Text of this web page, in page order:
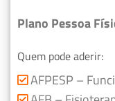
Plano Pessoa
Quem pode aderir:
AFPESP –